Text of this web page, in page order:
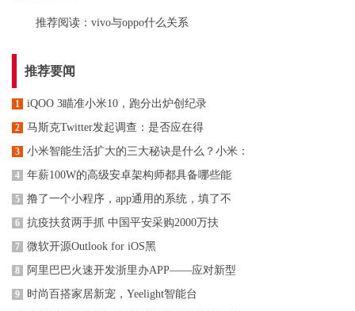
推荐阅读： vivo与oppo什么关系
推荐要闻
1 iQOO 3瞄准小米10，跑分出炉创纪录
2 马斯克Twitter发起调查：是否应在得
3 小米智能生活扩大的三大秘诀是什么？小米：
4 年薪100W的高级安卓架构师都具备哪些能
5 撸了一个小程序，app通用的系统，填了不
6 抗疫扶贫两手抓 中国平安采购2000万扶
7 微软开源Outlook for iOS黑
8 阿里巴巴火速开发浙里办APP——应对新型
9 时尚百搭家居新宠，Yeelight智能台